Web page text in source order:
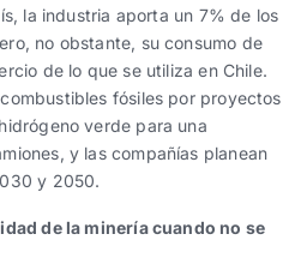
la industria aporta un 7% de los
no obstante, su consumo de
de lo que se utiliza en Chile.
fósiles por proyectos
verde para una
y las compañías planean
y 2050.
de la minería cuando no se